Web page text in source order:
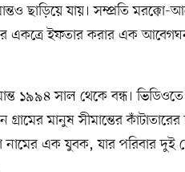
ছাড়িয়ে যায়। সম্প্রতি মরক্কো-
একত্রে ইফতার করার এক
১৯৯৪ সাল থেকে বন্ধ।
মানুষ সীমান্তের
এক যুবক, যার পরিবার দুই